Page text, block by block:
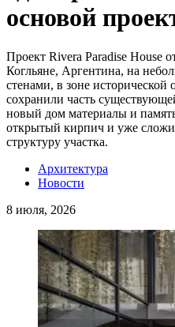
основой
Проект Rivera Paradise House
Когльяне, Аргентина, на
стенами, в зоне
сохранили часть
новый дом материалы и
открытый кирпич и уже
структуру участка.
Архитектура
Новости
8 июля, 2026